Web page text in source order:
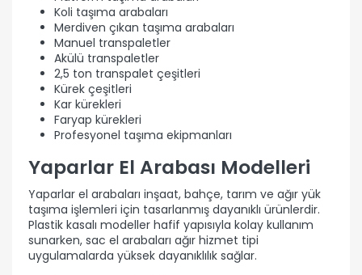
Koli taşıma arabaları
Merdiven çıkan taşıma arabaları
Manuel transpaletler
Akülü transpaletler
2,5 ton transpalet çeşitleri
Kürek çeşitleri
Kar kürekleri
Faryap kürekleri
Profesyonel taşıma ekipmanları
Yaparlar El Arabası Modelleri
Yaparlar el arabaları inşaat, bahçe, tarım ve ağır yük
taşıma işlemleri için tasarlanmış dayanıklı ürünlerdir.
Plastik kasalı modeller hafif yapısıyla kolay kullanım
sunarken, sac el arabaları ağır hizmet tipi
uygulamalarda yüksek dayanıklılık sağlar.